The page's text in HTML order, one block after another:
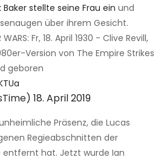
Baker stellte seine Frau ein und
über ihrem Gesicht.
Fr, 18. April 1930 - Clive Revill,
Version von The Empire Strikes
geboren
18. April 2019
Präsenz, die Lucas
Regieabschnitten der
entfernt hat. Jetzt wurde Ian